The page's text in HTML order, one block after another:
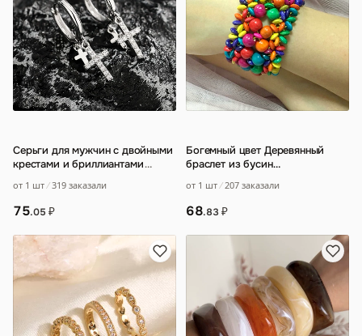
Серьги для мужчин с двойными
крестами и бриллиантами…
от 1 шт 319 заказали
75.05 ₽
Богемный цвет Деревянный
браслет из бусин
эластичный браслет
от 1 шт 207 заказали
68.83₽